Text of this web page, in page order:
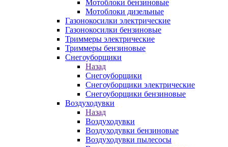
Мотоблоки бензиновые
Мотоблоки дизельные
Газонокосилки электрические
Газонокосилки бензиновые
Триммеры электрические
Триммеры бензиновые
Снегоуборщики
Назад
Снегоуборщики
Снегоуборщики электрические
Снегоуборщики бензиновые
Воздуходувки
Назад
Воздуходувки
Воздуходувки бензиновые
Воздуходувки пылесосы